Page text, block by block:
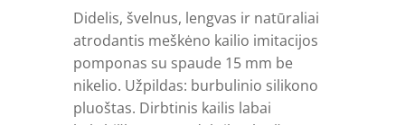
Didelis, švelnus, lengvas ir natūraliai
atrodantis meškėno kailio imitacijos
pomponas su spaude 15 mm be
nikelio. Užpildas: burbulinio silikono
pluoštas. Dirbtinis kailis labai